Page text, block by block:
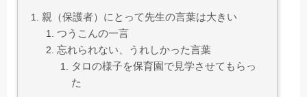
親（保護者）にとって先生の言葉は大きい
つうこんの一言
忘れられない、うれしかった言葉
タロの様子を保育園で見学させてもらっ
た